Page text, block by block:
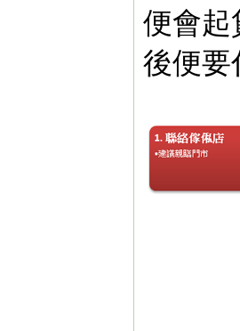
便會起
後便要